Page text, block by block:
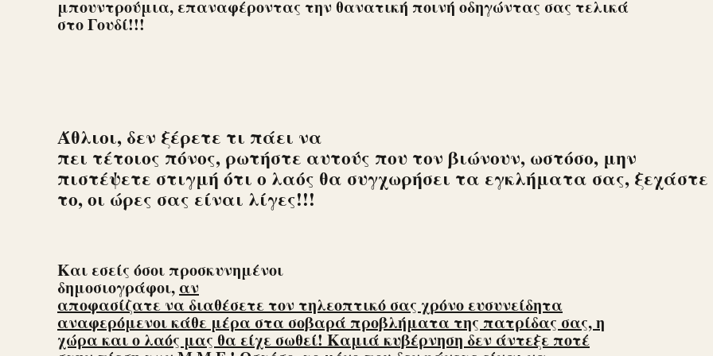
μπουντρούμια, επαναφέροντας την θανατική ποινή οδηγώντας σας τελικά
στο Γουδί!!!
Άθλιοι, δεν ξέρετε τι πάει να
πει τέτοιος πόνος, ρωτήστε αυτούς που τον βιώνουν, ωστόσο, μην
πιστέψετε στιγμή ότι ο λαός θα συγχωρήσει τα εγκλήματα σας, ξεχάστε
το, οι ώρες σας είναι λίγες!!!
Και εσείς όσοι προσκυνημένοι
δημοσιογράφοι, αν
αποφασίζατε να διαθέσετε τον τηλεοπτικό σας χρόνο ευσυνείδητα
αναφερόμενοι κάθε μέρα στα σοβαρά προβλήματα της πατρίδας σας, η
χώρα και ο λαός μας θα είχε σωθεί! Καμιά κυβέρνηση δεν άντεξε ποτέ